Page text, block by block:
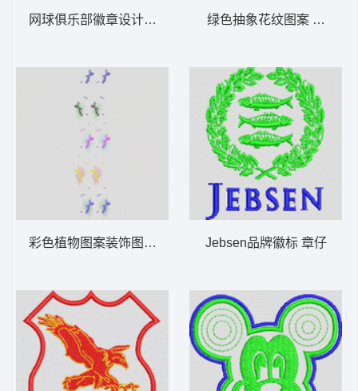
网球俱乐部徽章设计 章仔
彩色植物图案装饰图 窗帘
绿色抽象花纹图案 抽象曲
Jebsen品牌徽标 章仔